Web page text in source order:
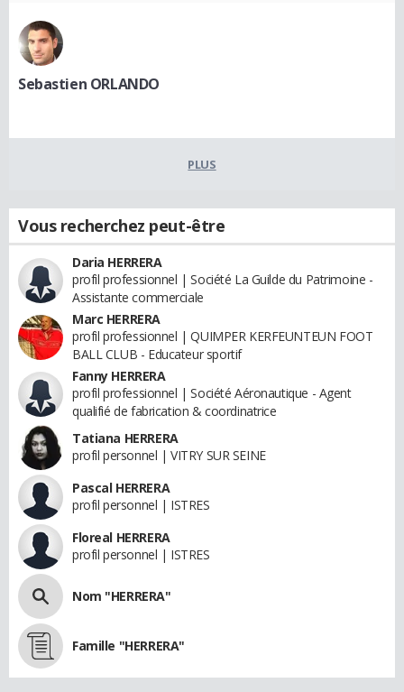
Sebastien ORLANDO
PLUS
Vous recherchez peut-être
Daria HERRERA
profil professionnel | Société La Guilde du Patrimoine -
Assistante commerciale
Marc HERRERA
profil professionnel | QUIMPER KERFEUNTEUN FOOT
BALL CLUB - Educateur sportif
Fanny HERRERA
profil professionnel | Société Aéronautique - Agent
qualifié de fabrication & coordinatrice
Tatiana HERRERA
profil personnel | VITRY SUR SEINE
Pascal HERRERA
profil personnel | ISTRES
Floreal HERRERA
profil personnel | ISTRES
Nom "HERRERA"
Famille "HERRERA"